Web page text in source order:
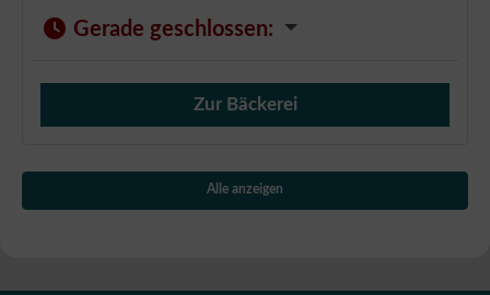
Gerade geschlossen:
Verkauf von Brötchen,
Zur Bäckerei
Alle anzeigen